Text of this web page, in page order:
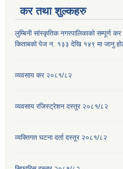
कर तथा शुल्कहरु
लुम्बिनी सांस्कृतिक नगरपालिकाको सम्पूर्ण कर
किताबको पेज न. १३३ देखि १४९ मा जानु
व्यवसाय कर २०८१/८२
व्यवसाय रजिस्ट्रेशन दस्तूर २०८१/८२
व्यक्तिगत घटना दर्ता दस्तूर २०८१/८२